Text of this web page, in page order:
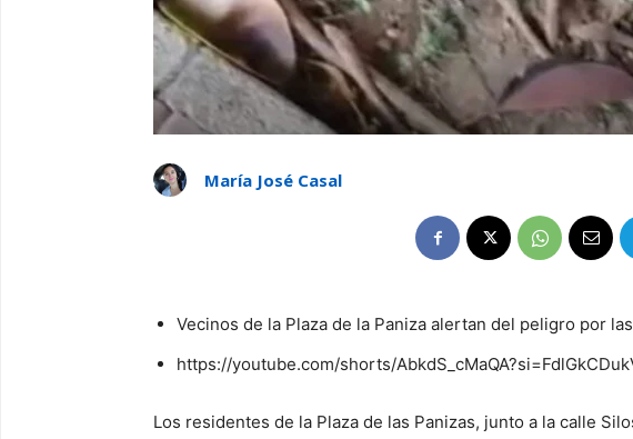
María José Casal
Vecinos de la Plaza de la Paniza alertan del peligro por
https://youtube.com/shorts/
Los residentes de la Plaza de las Panizas, junto a la calle